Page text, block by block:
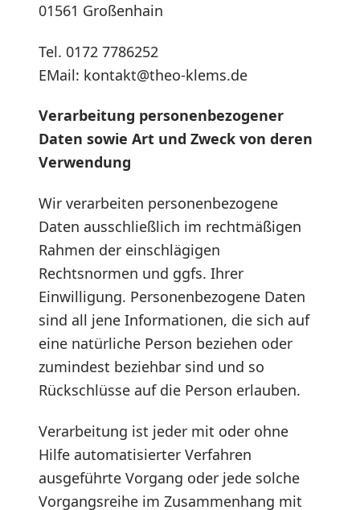
01561 Großenhain
Tel. 0172 7786252
EMail: kontakt@theo-klems.de
Verarbeitung personenbezogener
Daten sowie Art und Zweck von deren
Verwendung
Wir verarbeiten personenbezogene
Daten ausschließlich im rechtmäßigen
Rahmen der einschlägigen
Rechtsnormen und ggfs. Ihrer
Einwilligung. Personenbezogene Daten
sind all jene Informationen, die sich auf
eine natürliche Person beziehen oder
zumindest beziehbar sind und so
Rückschlüsse auf die Person erlauben.
Verarbeitung ist jeder mit oder ohne
Hilfe automatisierter Verfahren
ausgeführte Vorgang oder jede solche
Vorgangsreihe im Zusammenhang mit